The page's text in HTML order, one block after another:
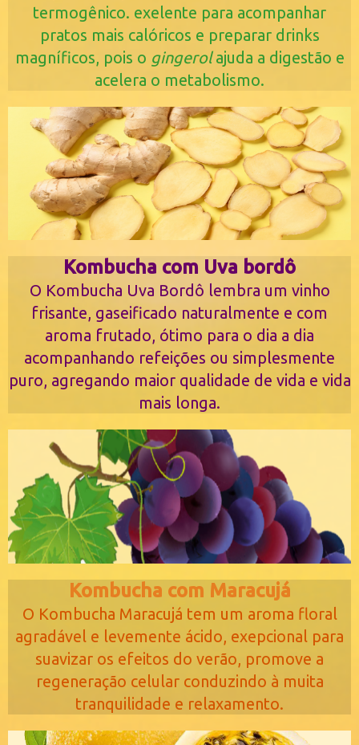
termogênico. exelente para acompanhar
pratos mais calóricos e preparar drinks
magníficos, pois o gingerolajuda a digestão e
acelera o metabolismo.
Kombucha com Uva bordô
O Kombucha Uva Bordô lembra um vinho
frisante, gaseificado naturalmente e com
aroma frutado, ótimo para o dia a dia
acompanhando refeições ou simplesmente
puro, agregando maior qualidade de vida e vida
mais longa.
Kombucha com Maracujá
O Kombucha Maracujá tem um aroma floral
agradável e levemente ácido, exepcional para
suavizar os efeitos do verão, promove a
regeneração celular conduzindo à muita
tranquilidade e relaxamento.